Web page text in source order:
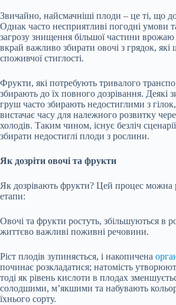
Звичайно, найсмачніші плоди – це ті, що
Однак часто несприятливі погодні умови
загрозу знищення більшої частини врожаю
вкрай важливо збирати овочі з грядок, які
споживчої стиглості.
Фрукти, які потребують тривалого
збирають до їх повного дозрівання. Деякі
груш часто збирають недостиглими з
вистачає часу для належного розвитку
холодів. Таким чином, існує безліч
збирати недостиглі плоди з рослини.
Як дозріти овочі та фрукти
Як дозрівають фрукти? Цей процес можна
етапи:
Овочі та фрукти ростуть, збільшуються в
життєво важливі поживні речовини.
Ріст плодів зупиняється, і накопичена
починає розкладатися; натомість
тоді як рівень кислоти в плодах
солодшими, м’якшими та набувають
їхнього сорту.